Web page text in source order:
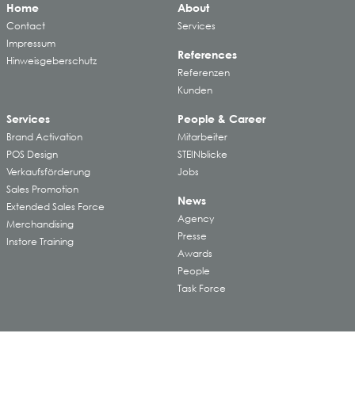
Home
Contact
Impressum
Hinweisgeberschutz
About
Services
References
Referenzen
Kunden
Services
Brand Activation
POS Design
Verkaufsförderung
Sales Promotion
Extended Sales Force
Merchandising
Instore Training
People & Career
Mitarbeiter
STEINblicke
Jobs
News
Agency
Presse
Awards
People
Task Force